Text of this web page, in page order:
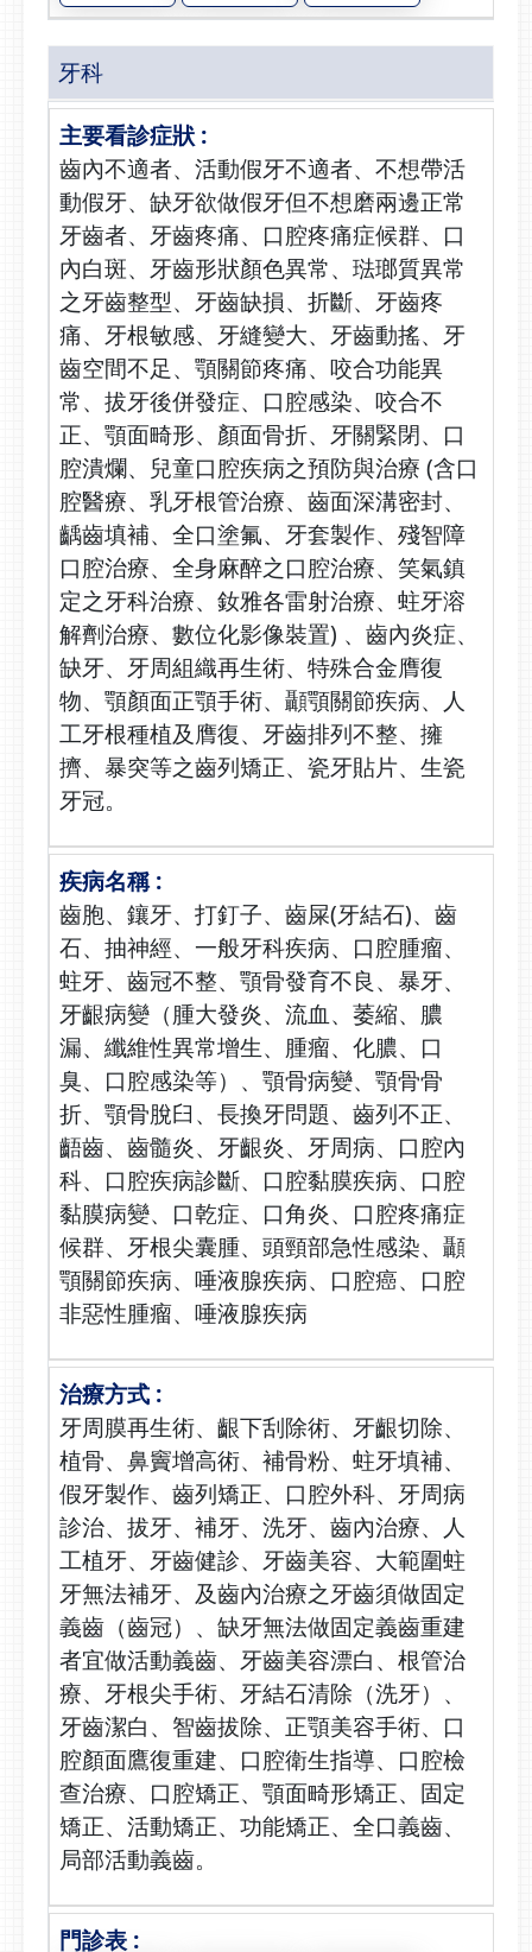
牙科
齒內不適者、活動假牙不適者、不想帶活
動假牙、缺牙欲做假牙但不想磨兩邊正常
牙齒者、牙齒疼痛、口腔疼痛症候群、口
內白斑、牙齒形狀顏色異常、琺瑯質異常
之牙齒整型、牙齒缺損、折斷、牙齒疼
痛、牙根敏感、牙縫變大、牙齒動搖、牙
齒空間不足、顎關節疼痛、咬合功能異
常、拔牙後併發症、口腔感染、咬合不
正、顎面畸形、顏面骨折、牙關緊閉、口
腔潰爛、兒童口腔疾病之預防與治療 (含口
腔醫療、乳牙根管治療、齒面深溝密封、
齲齒填補、全口塗氟、牙套製作、殘智障
口腔治療、全身麻醉之口腔治療、笑氣鎮
定之牙科治療、釹雅各雷射治療、蛀牙溶
解劑治療、數位化影像裝置) 、齒內炎症、
缺牙、牙周組織再生術、特殊合金膺復
物、顎顏面正顎手術、顳顎關節疾病、人
工牙根種植及膺復、牙齒排列不整、擁
擠、暴突等之齒列矯正、瓷牙貼片、生瓷
牙冠。
齒胞、鑲牙、打釘子、齒屎(牙結石)、齒
石、抽神經、一般牙科疾病、口腔腫瘤、
蛀牙、齒冠不整、顎骨發育不良、暴牙、
牙齦病變（腫大發炎、流血、萎縮、膿
漏、纖維性異常增生、腫瘤、化膿、口
臭、口腔感染等）、顎骨病變、顎骨骨
折、顎骨脫臼、長換牙問題、齒列不正、
齬齒、齒髓炎、牙齦炎、牙周病、口腔內
科、口腔疾病診斷、口腔黏膜疾病、口腔
黏膜病變、口乾症、口角炎、口腔疼痛症
候群、牙根尖囊腫、頭頸部急性感染、顳
顎關節疾病、唾液腺疾病、口腔癌、口腔
非惡性腫瘤、唾液腺疾病
牙周膜再生術、齦下刮除術、牙齦切除、
植骨、鼻竇增高術、補骨粉、蛀牙填補、
假牙製作、齒列矯正、口腔外科、牙周病
診治、拔牙、補牙、洗牙、齒內治療、人
工植牙、牙齒健診、牙齒美容、大範圍蛀
牙無法補牙、及齒內治療之牙齒須做固定
義齒（齒冠）、缺牙無法做固定義齒重建
者宜做活動義齒、牙齒美容漂白、根管治
療、牙根尖手術、牙結石清除（洗牙）、
牙齒潔白、智齒拔除、正顎美容手術、口
腔顏面鷹復重建、口腔衛生指導、口腔檢
查治療、口腔矯正、顎面畸形矯正、固定
矯正、活動矯正、功能矯正、全口義齒、
局部活動義齒。